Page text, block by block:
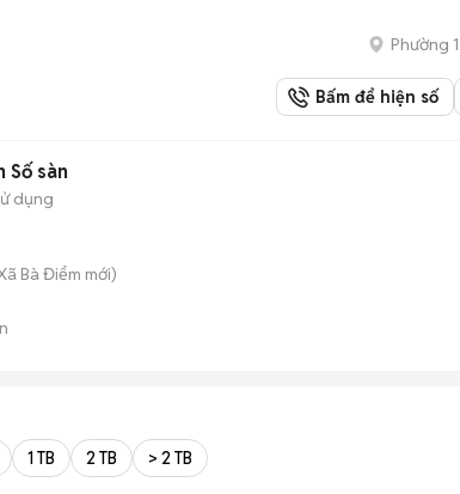
Phường
Bấm để hiện số
Số sàn
dụng
Bà Điểm mới)
1 TB 2 TB > 2 TB